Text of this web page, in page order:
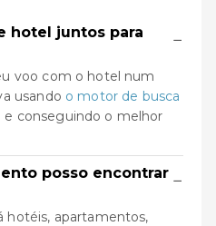
hotel juntos para
−
voo com o hotel num
usando o motor de busca
conseguindo o melhor
posso encontrar −
hotéis, apartamentos,